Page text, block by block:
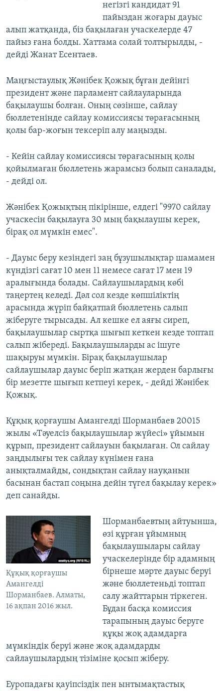
негізгі кандидат 91
пайыздан жоғары дауыс
алып жатқанда, біз бақылаған учаскелерде 47
пайыз ғана болды. Хаттама солай толтырылды, -
дейді Жанат Есентаев.
Маңғыстаулық Жәнібек Қожық бұған дейінгі
президент және парламент сайлауларында
бақылаушы болған. Оның сөзінше, сайлау
бюллетенінде сайлау комиссиясы төрағасының
қолы бар-жоғын тексеріп алу маңызды.
- Кейін сайлау комиссиясы төрағасының қолы
қойылмаған бюллетень жарамсыз болып саналады,
- дейді ол.
Жәнібек Қожықтың пікірінше, елдегі "9970 сайлау
учаскесін бақылауға 30 мың бақылаушы керек,
бірақ ол мүмкін емес".
- Дауыс беру кезіндегі заң бұзушылықтар шамамен
күндізгі сағат 10 мен 11 немесе сағат 17 мен 19
аралығында болады. Сайлаушылардың көбі
таңертең келеді. Дәл сол кезде көпшіліктің
арасында жүріп байқатпай бюллетень салып
жіберуге тырысады. Ал кешке ел аяғы сиреп,
бақылаушылар сыртқа шығып кеткен кезде топтап
салып жібереді. Бақылаушыларды ас ішуге
шақыруы мүмкін. Бірақ бақылаушылар
сайлаушылар дауыс беріп жатқан жерден барлығы
бір мезетте шығып кетпеуі керек, - дейді Жәнібек
Қожық.
Құқық қорғаушы Амангелді Шорманбаев 20015
жылы «Тәуелсіз бақылаушылар жүйесі» ұйымын
құрып, президент сайлауын бақылаған. Ол сайлау
заңдылығы тек сайлау күнімен ғана
анықталмайды, сондықтан сайлау науқанын
басынан бастап соңына дейін түгел бақылау керек»
деп санайды.​
Құқық қорғаушы
Амангелді
Шорманбаев. Алматы,
16 ақпан 2016 жыл.
Шорманбаевтың айтуынша,
өзі құрған ұйымның
бақылаушылары сайлау
учаскелерінде бір адамның
бірнеше мәрте дауыс беруі
және бюллетеньді топтап
салу жайттарын тіркеген.
Бұдан басқа комиссия
тарапының дауыс беруге
құқы жоқ адамдарға
мүмкіндік беруі және жоқ адамдарды
сайлаушылардың тізіміне қосып жіберу.
Еуропадағы қауіпсіздік пен ынтымақтастық